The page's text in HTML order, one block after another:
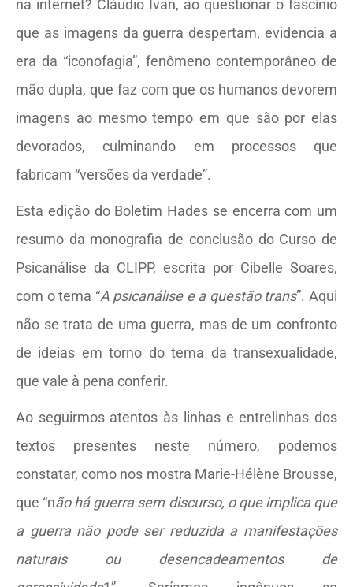
na internet? Cláudio Ivan, ao questionar o fascínio
que as imagens da guerra despertam, evidencia a
era da “iconofagia”, fenômeno contemporâneo de
mão dupla, que faz com que os humanos devorem
imagens ao mesmo tempo em que são por elas
devorados, culminando em processos que
fabricam “versões da verdade”.
Esta edição do Boletim Hades se encerra com um
resumo da monografia de conclusão do Curso de
Psicanálise da CLIPP, escrita por Cibelle Soares,
com o tema “A psicanálise e a questão trans”. Aqui
não se trata de uma guerra, mas de um confronto
de ideias em torno do tema da transexualidade,
que vale à pena conferir.
Ao seguirmos atentos às linhas e entrelinhas dos
textos presentes neste número, podemos
constatar, como nos mostra Marie-Hélène Brousse,
que “não há guerra sem discurso, o que implica que
a guerra não pode ser reduzida a manifestações
naturais ou desencadeamentos de